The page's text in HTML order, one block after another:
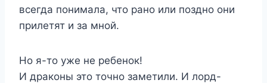
всегда понимала, что рано или поздно они
прилетят и за мной.
Но я-то уже не ребенок!
И драконы это точно заметили. И лорд-